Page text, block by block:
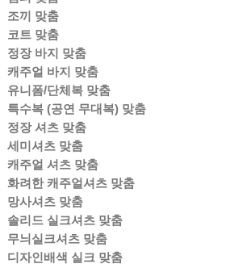
조끼 맞춤
코트 맞춤
정장 바지 맞춤
캐주얼 바지 맞춤
유니폼/단체복 맞춤
특수복 (공연 무대복) 맞춤
정장 셔츠 맞춤
세미셔츠 맞춤
캐주얼 셔츠 맞춤
화려한 캐주얼셔츠 맞춤
망사셔츠 맞춤
솔리드 실크셔츠 맞춤
무늬실크셔츠 맞춤
디자인배색 실크 맞춤